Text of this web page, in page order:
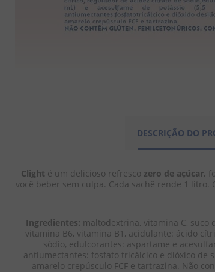
DESCRIÇÃO DO
Clight é um delicioso refresco zero de açúcar,
você beber sem culpa. Cada sachê rende 1 litro.
Ingredientes: maltodextrina, vitamina C, suco
vitamina B6, vitamina B1, acidulante: ácido
sódio, edulcorantes: aspartame e
antiumectantes: fosfato tricálcico e dióxico de
amarelo crepúsculo FCF e tartrazina. Não